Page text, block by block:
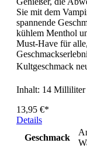
Sie mit dem
spannende
kühlem Menthol
Must-Have für
Kultgeschmack
Inhalt: 14 Milliliter
13,95 €*
Details
Geschmack